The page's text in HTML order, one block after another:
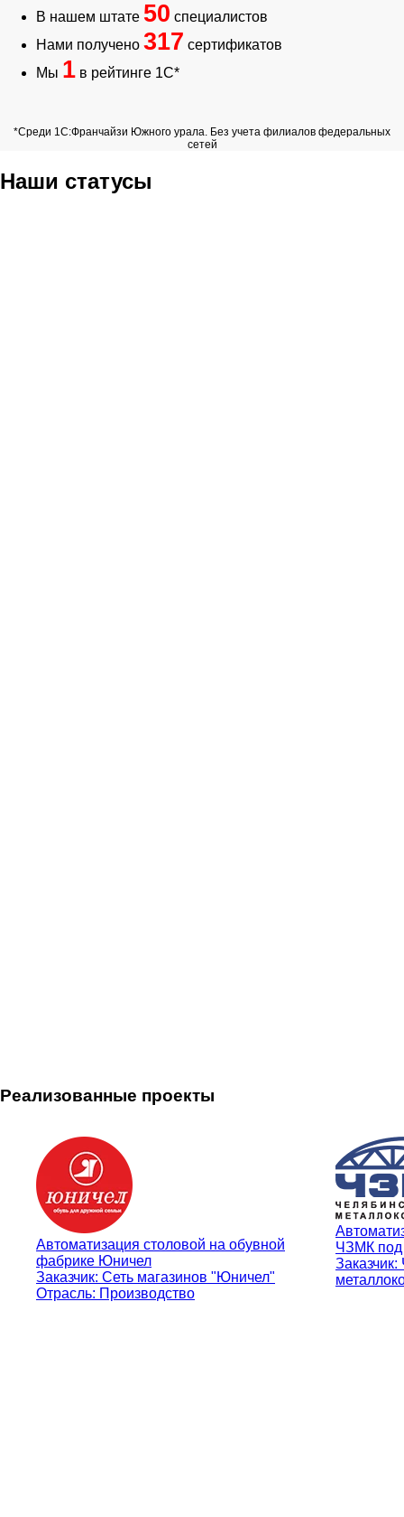
В нашем штате 50 специалистов
Нами получено 317 сертификатов
Мы 1 в рейтинге 1С*
*Среди 1С:Франчайзи Южного урала. Без учета филиалов федеральных
сетей
Наши статусы
Реализованные проекты
Автоматизация столовой на обувной
фабрике Юничел
Заказчик: Сеть магазинов "Юничел"
Отрасль: Производство
ЧЗМК